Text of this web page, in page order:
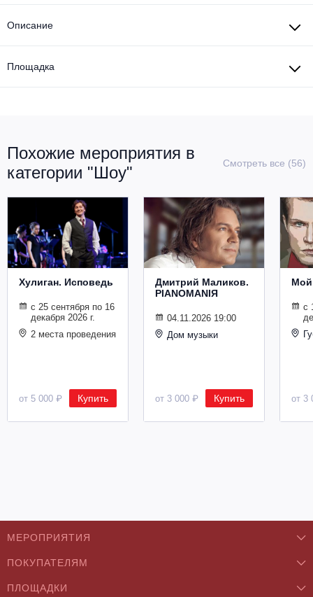
Описание
Площадка
Похожие мероприятия в
категории "Шоу"
Смотреть все (56)
Хулиган. Исповедь
с 25 сентября по 16
декабря 2026 г.
2 места проведения
от 5 000 ₽ Купить
Дмитрий Маликов.
PIANOMANIЯ
04.11.2026 19:00
Дом музыки
от 3 000 ₽ Купить
Мой
с
от 3
МЕРОПРИЯТИЯ
Концерты
ПОКУПАТЕЛЯМ
ПЛОЩАДКИ